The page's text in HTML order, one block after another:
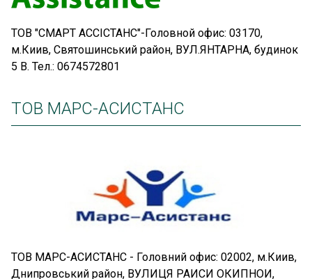
ТОВ "СМАРТ АССІСТАНС"-Головной офис: 03170,
м.Киив, Святошинський район, ВУЛ.ЯНТАРНА, будинок
5 В. Тел.: 0674572801
ТОВ МАРС-АСИСТАНС
ТОВ МАРС-АСИСТАНС - Головний офис: 02002, м.Киив,
Днипровський район, ВУЛИЦЯ РАИСИ ОКИПНОИ,